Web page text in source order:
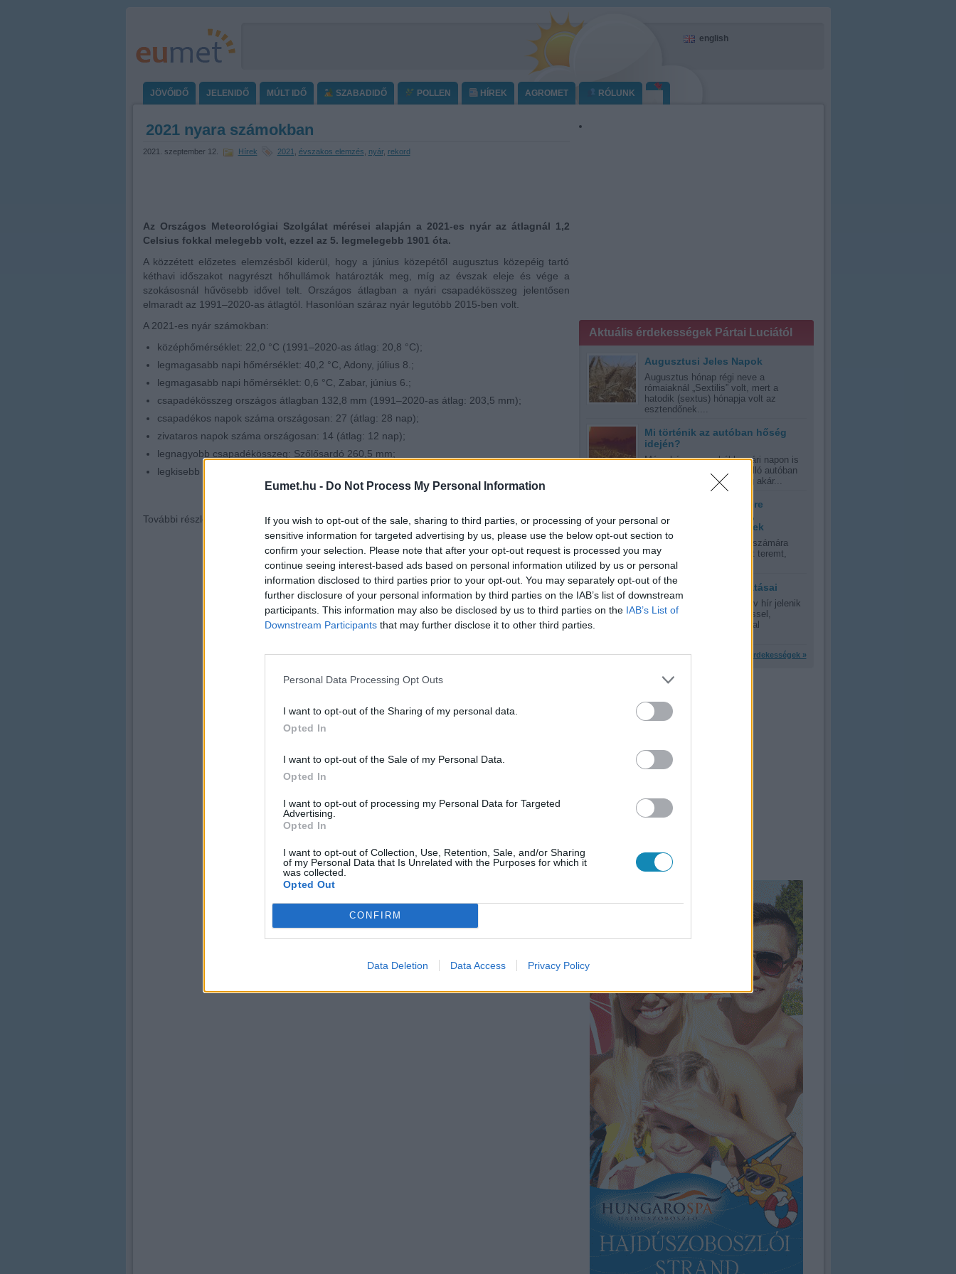
Eumet.hu - Do Not Process My Personal Information
If you wish to opt-out of the sale, sharing to third parties, or processing of your personal or
sensitive information for targeted advertising by us, please use the below opt-out section to
confirm your selection. Please note that after your opt-out request is processed you may
continue seeing interest-based ads based on personal information utilized by us or personal
information disclosed to third parties prior to your opt-out. You may separately opt-out of the
further disclosure of your personal information by third parties on the IAB’s list of downstream
participants. This information may also be disclosed by us to third parties on the IAB’s List of
Downstream Participants that may further disclose it to other third parties.
Personal Data Processing Opt Outs
I want to opt-out of the Sharing of my personal data.
Opted In
I want to opt-out of the Sale of my Personal Data.
Opted In
I want to opt-out of processing my Personal Data for Targeted
Advertising.
Opted In
I want to opt-out of Collection, Use, Retention, Sale, and/or Sharing
of my Personal Data that Is Unrelated with the Purposes for which it
was collected.
Opted Out
CONFIRM
Data Deletion Data Access Privacy Policy
english
JÖVŐIDŐ JELENIDŐ MÚLT IDŐ SZABADIDŐ POLLEN HÍREK AGROMET RÓLUNK
2021 nyara számokban
2021. szeptember 12. Hírek 2021 évszakos elemzés nyár, rekord
Az Országos Meteorológiai Szolgálat mérései alapján a 2021-es nyár az átlagnál 1,2
Celsius fokkal melegebb volt, ezzel az 5. legmelegebb 1901 óta.
A közzétett előzetes elemzésből kiderül, hogy a június közepétől augusztus közepéig tartó
kéthavi időszakot nagyrészt hőhullámok határozták meg, míg az évszak eleje és vége a
szokásosnál hűvösebb idővel telt. Országos átlagban a nyári csapadékösszeg jelentősen
elmaradt az 1991–2020-as átlagtól. Hasonlóan száraz nyár legutóbb 2015-ben volt.
A 2021-es nyár számokban:
középhőmérséklet: 22,0 °C (1991–2020-as átlag: 20,8 °C);
legmagasabb napi hőmérséklet: 40,2 °C, Adony, július 8.;
legmagasabb napi hőmérséklet: 0,6 °C, Zabar, június 6.;
csapadékösszeg országos átlagban 132,8 mm (1991–2020-as átlag: 203,5 mm);
csapadékos napok száma országosan: 27 (átlag: 28 nap);
zivataros napok száma országosan: 14 (átlag: 12 nap);
legnagyobb csapadékösszeg: Szőlősardó 260,5 mm;
legkisebb csapadékösszeg: Csárdaszállás 55,9 mm
További részletek találhatóak az Országos Meteorológiai Szolgálat elemzésében:www.met.hu
Aktuális érdekességek Pártai Luciától
Augusztusi Jeles Napok
Augusztus hónap régi neve a
rómaiaknál „Sextilis” volt, mert a
hatodik (sextus) hónapja volt az
esztendőnek....
Mi történik az autóban hőség
idején?
Még akár egy enyhébb nyári napon is
veszélyes lehet a napon álló autóban
ülni, kánikula esetén pedig akár...
Tanácsok hőség esetére
várandós anyukáknak,
kisgyermekes szülőknek
A nyári kánikula mindenki számára
olyan időjárási környezetet teremt,
mintha mediterrán, vagy szubtrópusi,...
A napfény jótékony hatásai
Oly sok riasztás és negatív hír jelenik
meg manapság a napsütéssel,
napfénnyel, UV-sugrázással
További érdekességek »